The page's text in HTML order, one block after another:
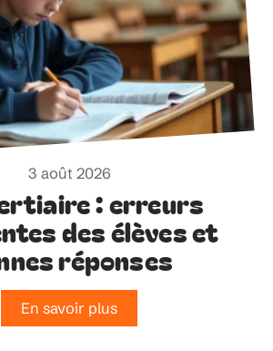
3 août 2026
: erreurs
des élèves et
réponses
En savoir plus